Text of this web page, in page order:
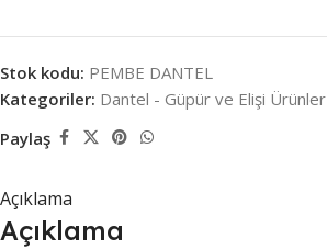
Stok kodu: PEMBE DANTEL
Kategoriler: Dantel - Güpür ve Elişi Ürünler
Paylaş
Açıklama
Açıklama